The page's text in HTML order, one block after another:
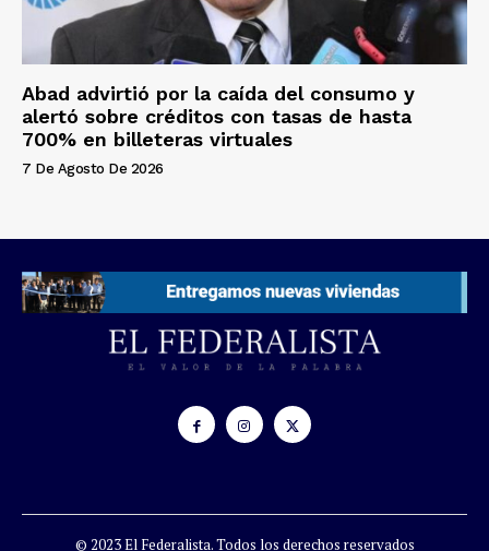
Abad advirtió por la caída del consumo y
alertó sobre créditos con tasas de hasta
700% en billeteras virtuales
7 De Agosto De 2026
© 2023 El Federalista. Todos los derechos reservados